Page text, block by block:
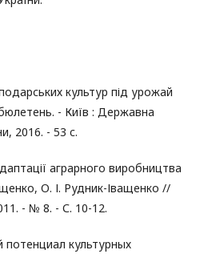
культур під урожай
- Київ : Державна
2016. - 53 c.
аграрного виробництва
О. І. Рудник-Іващенко //
- № 8. - С. 10-12.
культурных